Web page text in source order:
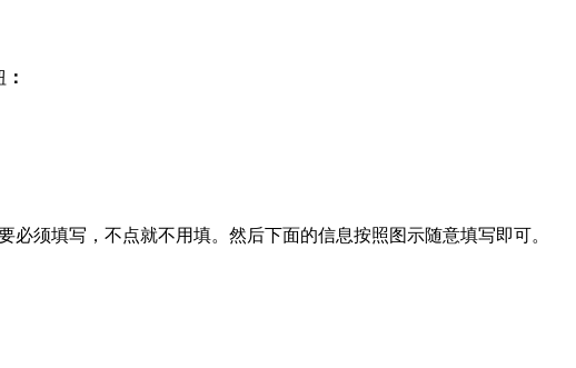
：
必须填写，不点就不用填。然后下面的信息按照图示随意填写即可。